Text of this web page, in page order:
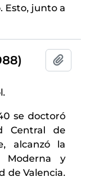
Esto, junto a
se doctoró
Central de
alcanzó la
Moderna y
de Valencia.